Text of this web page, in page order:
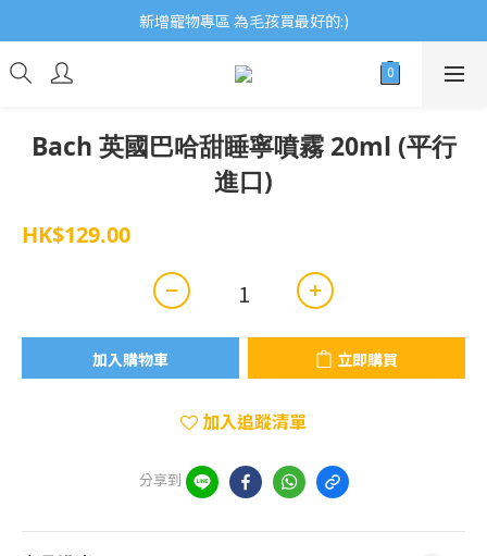
歡迎瀏覽ECCB個人護理專家 嚴選優質品牌
新增寵物專區 為毛孩買最好的:)
歡迎瀏覽ECCB個人護理專家 嚴選優質品牌
Bach 英國巴哈甜睡寧噴霧 20ml (平行
進口)
HK$129.00
加入購物車 立即購買
加入追蹤清單
分享到